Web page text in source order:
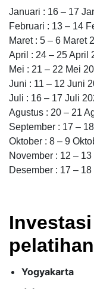
Januari : 16 – 17
Februari : 13 – 14
Maret : 5 – 6 Maret
April : 24 – 25 April
Mei : 21 – 22 Mei
Juni : 11 – 12 Juni
Juli : 16 – 17 Juli
Agustus : 20 – 21
September : 17 –
Oktober : 8 – 9
November : 12 –
Desember : 17 –
Yogyakarta